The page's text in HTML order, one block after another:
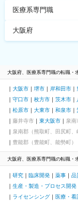
医療系専門職
大阪府
大阪府、医療系専門職の転職・
大阪市 堺市 岸和田市
守口市
枚方市 茨木市
松原市
大東市 和泉市
藤井寺市
東大阪市 泉南
泉南郡（熊取町、田尻町、
豊能郡（豊能町、能勢町）
大阪府、医療系専門職の転職・
研究 臨床開発 薬事 品
生産・製造・プロセス開発
ライセンシング
医療・看